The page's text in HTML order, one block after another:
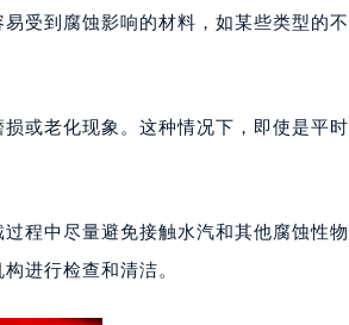
（需提前预约）
约）
前预约）
）
受到腐蚀影响的材料，如某些类型的不
或老化现象。这种情况下，即使是平时
程中尽量避免接触水汽和其他腐蚀性物
进行检查和清洁。